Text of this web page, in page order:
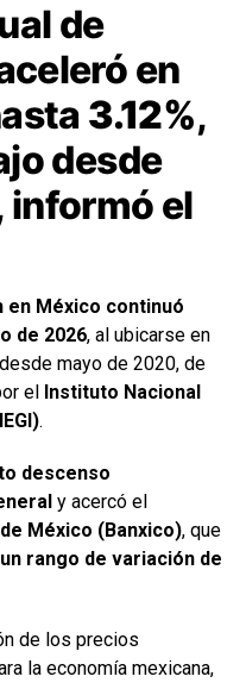
de
en
3.12%,
desde
informó el
en México continuó
de 2026, al ubicarse en
mayo de 2020, de
el Instituto Nacional
.
descenso
y acercó el
México (Banxico), que
rango de variación de
de los precios
la economía mexicana,